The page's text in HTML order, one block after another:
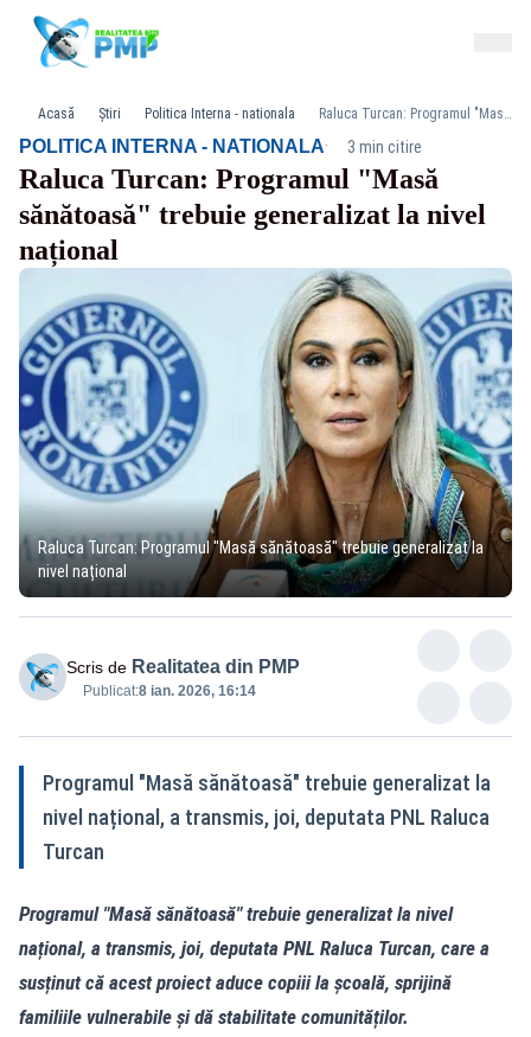
Acasă Știri Politica Interna - nationala Raluca Turcan: Programul "Masă sănătoasă" trebuie generalizat la nivel național
POLITICA INTERNA - NATIONALA· 3 min citire
Raluca Turcan: Programul "Masă
sănătoasă" trebuie generalizat la nivel
național
Raluca Turcan: Programul "Masă sănătoasă" trebuie generalizat la
nivel național
Scris de Realitatea din PMP
Publicat:8 ian. 2026, 16:14
Programul "Masă sănătoasă" trebuie generalizat la
nivel național, a transmis, joi, deputata PNL Raluca
Turcan
Programul "Masă sănătoasă" trebuie generalizat la nivel
național, a transmis, joi, deputata PNL Raluca Turcan, care a
susținut că acest proiect aduce copiii la școală, sprijină
familiile vulnerabile și dă stabilitate comunităților.